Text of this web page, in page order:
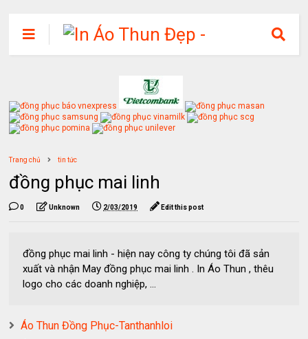
Trang chủ tin tức
đồng phục mai linh
0 Unknown 2/03/2019 Edit this post
đồng phục mai linh - hiện nay công ty chúng tôi đã sản
xuất và nhận May đồng phục mai linh . In Áo Thun , thêu
logo cho các doanh nghiệp, ...
Áo Thun Đồng Phục-Tanthanhloi